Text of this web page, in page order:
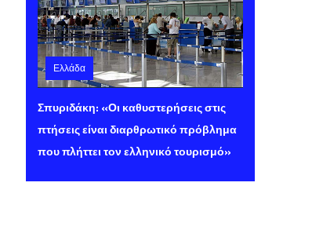
Ελλάδα
Πέμπτη 06 Αυγούστου 2026 10:58
Σπυριδάκη: «Οι καθυστερήσεις στις
πτήσεις είναι διαρθρωτικό πρόβλημα
που πλήττει τον ελληνικό τουρισμό»